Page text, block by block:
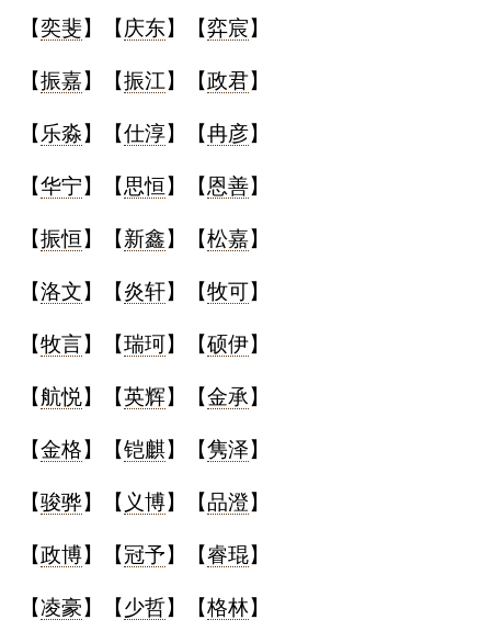
蛇年起名
龙年起名
兔年起名
虎年起名
取
名
字
【奕斐】【庆东】【弈宸】
【振嘉】【振江】【政君】
【 乐淼】【仕淳】【冉彦】
【华宁】【思恒】【恩善】
【振恒】【新鑫】【松嘉】
【洛文】【炎轩】【牧可】
【牧言】【瑞珂】【硕伊】
【航悦】【英辉】【金承】
【金格】【铠麒】【隽泽】
【骏骅】【 义博】【品澄】
【政博】【冠予】【睿琨】
【凌豪】【少哲】【格林】